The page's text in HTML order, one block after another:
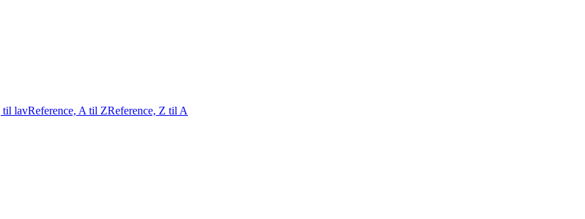
til lavReference, A til ZReference, Z til A